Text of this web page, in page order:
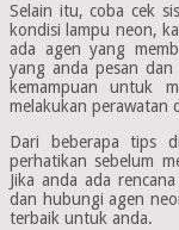
Selain itu, coba cek
kondisi lampu neon,
ada agen yang
yang anda pesan dan
kemampuan untuk
melakukan perawatan
Dari beberapa tips
perhatikan sebelum
Jika anda ada
dan hubungi agen
terbaik untuk anda.